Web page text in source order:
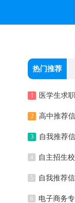
热门推荐
1 医学生求
2 高中推荐信
3 自我推荐
4 自主招生
5 自我推荐
6 电子商务